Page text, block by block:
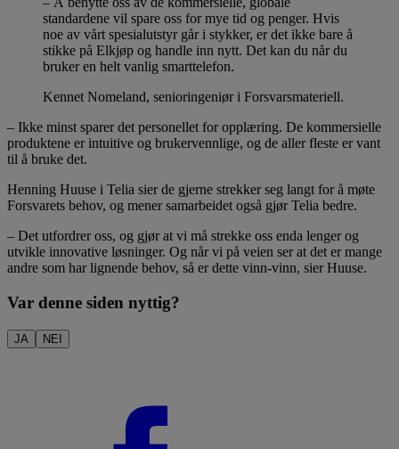
standardene vil spare oss for mye tid og penger. Hvis
noe av vårt spesialutstyr går i stykker, er det ikke bare å
stikke på Elkjøp og handle inn nytt. Det kan du når du
bruker en helt vanlig smarttelefon.
Kennet Nomeland, senioringeniør i Forsvarsmateriell.
– Ikke minst sparer det personellet for opplæring. De kommersielle
produktene er intuitive og brukervennlige, og de aller fleste er vant
til å bruke det.
Henning Huuse i Telia sier de gjerne strekker seg langt for å møte
Forsvarets behov, og mener samarbeidet også gjør Telia bedre.
– Det utfordrer oss, og gjør at vi må strekke oss enda lenger og
utvikle innovative løsninger. Og når vi på veien ser at det er mange
andre som har lignende behov, så er dette vinn-vinn, sier Huuse.
Var denne siden nyttig?
JA NEI